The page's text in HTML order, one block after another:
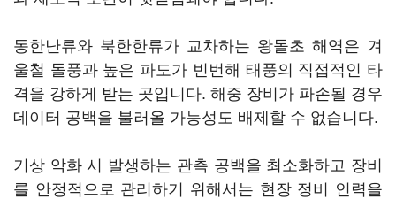
동한난류와 북한한류가 교차하는 왕돌초 해역은 겨
울철 돌풍과 높은 파도가 빈번해 태풍의 직접적인 타
격을 강하게 받는 곳입니다. 해중 장비가 파손될 경우
데이터 공백을 불러올 가능성도 배제할 수 없습니다.
기상 악화 시 발생하는 관측 공백을 최소화하고 장비
를 안정적으로 관리하기 위해서는 현장 정비 인력을